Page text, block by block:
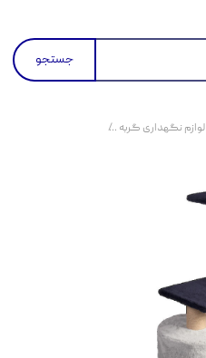
جستجو
لوازم نگهداری گربه